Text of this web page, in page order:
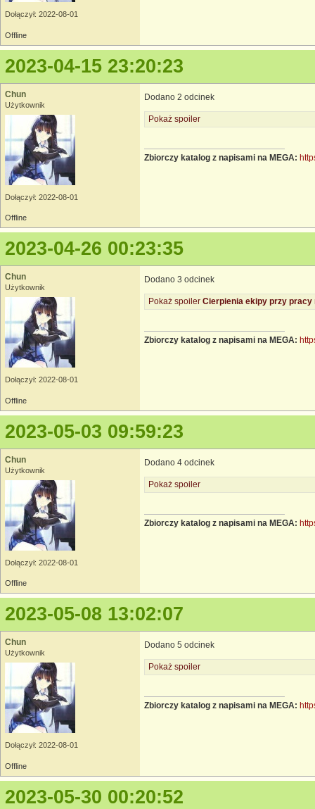
Dołączył: 2022-08-01
Offline
2023-04-15 23:20:23
Chun
Użytkownik
Dołączył: 2022-08-01
Dodano 2 odcinek
Pokaż spoiler
Zbiorczy katalog z napisami na MEGA:
Offline
2023-04-26 00:23:35
Chun
Użytkownik
Dołączył: 2022-08-01
Dodano 3 odcinek
Pokaż spoiler Cierpienia ekipy przy pracy
Zbiorczy katalog z napisami na MEGA:
Offline
2023-05-03 09:59:23
Chun
Użytkownik
Dołączył: 2022-08-01
Dodano 4 odcinek
Pokaż spoiler
Zbiorczy katalog z napisami na MEGA:
Offline
2023-05-08 13:02:07
Chun
Użytkownik
Dołączył: 2022-08-01
Dodano 5 odcinek
Pokaż spoiler
Zbiorczy katalog z napisami na MEGA:
Offline
2023-05-30 00:20:52